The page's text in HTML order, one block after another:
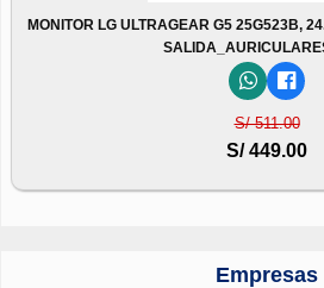
MONITOR LG ULTRAGEAR G5 25G523B,
S/ 511.00
S/ 449.00
Empresas